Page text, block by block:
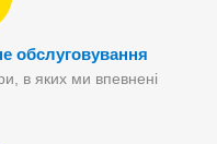
обслуговування
в яких ми впевнені